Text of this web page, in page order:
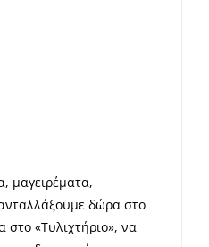
μαγειρέματα,
δώρα στο
«Τυλιχτήριο», να